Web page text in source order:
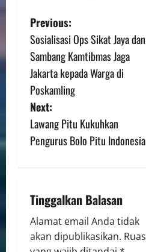
Previous:
Sosialisasi Ops Sikat Jaya dan
Sambang Kamtibmas Jaga
Jakarta kepada Warga di
Poskamling
Next:
Lawang Pitu Kukuhkan
Pengurus Bolo Pitu Indonesia
Tinggalkan Balasan
Alamat email Anda tidak
akan dipublikasikan. Ruas